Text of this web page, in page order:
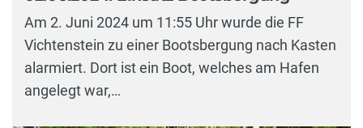
Am 2. Juni 2024 um 11:55 Uhr wurde die FF
Vichtenstein zu einer Bootsbergung nach Kasten
alarmiert. Dort ist ein Boot, welches am Hafen
angelegt war,…